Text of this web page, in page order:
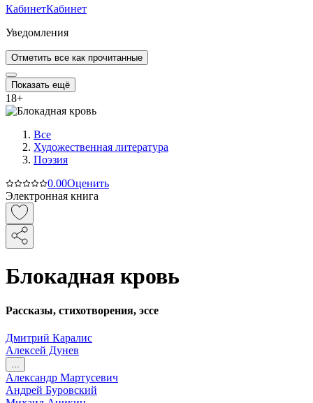
КабинетКабинет
Уведомления
Отметить все как прочитанные
Показать ещё
18+
Все
Художественная литература
Поэзия
0.00Оценить
Электронная книга
Блокадная кровь
Рассказы, стихотворения, эссе
Дмитрий Каралис
Алексей Дунев
...
Александр Мартусевич
Андрей Буровский